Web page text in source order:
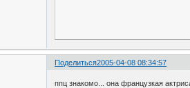
Поделиться2005-04-08 08:34:57
ппц знакомо... она французкая